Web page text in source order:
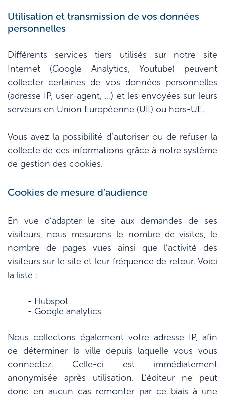
Utilisation et transmission de vos données
personnelles
Différents services tiers utilisés sur notre site
Internet (Google Analytics, Youtube) peuvent
collecter certaines de vos données personnelles
(adresse IP, user-agent, …) et les envoyées sur leurs
serveurs en Union Européenne (UE) ou hors-UE.
Vous avez la possibilité d’autoriser ou de refuser la
collecte de ces informations grâce à notre système
de gestion des cookies.
Cookies de mesure d’audience
En vue d’adapter le site aux demandes de ses
visiteurs, nous mesurons le nombre de visites, le
nombre de pages vues ainsi que l’activité des
visiteurs sur le site et leur fréquence de retour. Voici
la liste :
- Hubspot
- Google analytics
Nous collectons également votre adresse IP, afin
de déterminer la ville depuis laquelle vous vous
connectez. Celle-ci est immédiatement
anonymisée après utilisation. L’éditeur ne peut
donc en aucun cas remonter par ce biais à une